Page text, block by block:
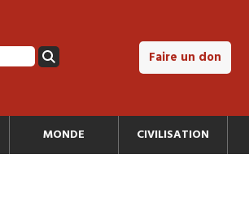
Faire un don
MONDE CIVILISATION